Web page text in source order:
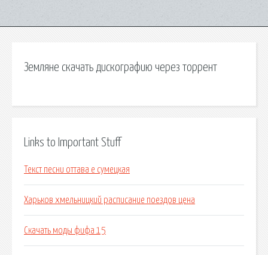
Земляне скачать дискографию через торрент
Links to Important Stuff
Текст песни оттава е сумецкая
Харьков хмельницкий расписание поездов цена
Скачать моды фифа 15